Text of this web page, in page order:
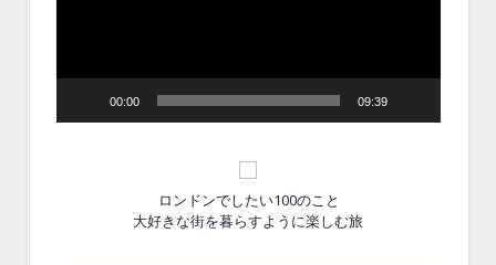
00:00 09:39
ロンドンでしたい100のこと
大好きな街を暮らすように楽しむ旅